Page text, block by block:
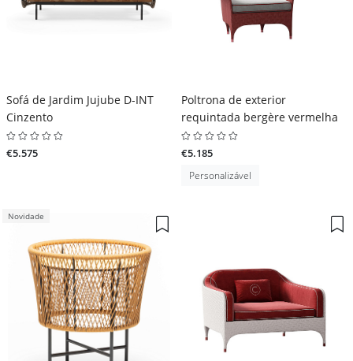
Sofá de Jardim Jujube D-INT
Cinzento
€5.575
Poltrona de exterior
requintada bergère vermelha
€5.185
Personalizável
Novidade